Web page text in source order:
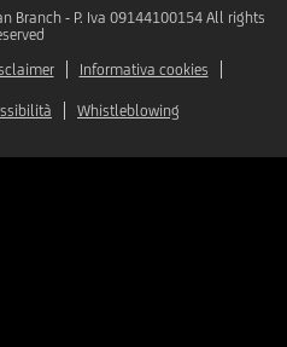
Branch - P. Iva 09144100154 All rights
Informativa cookies
Whistleblowing